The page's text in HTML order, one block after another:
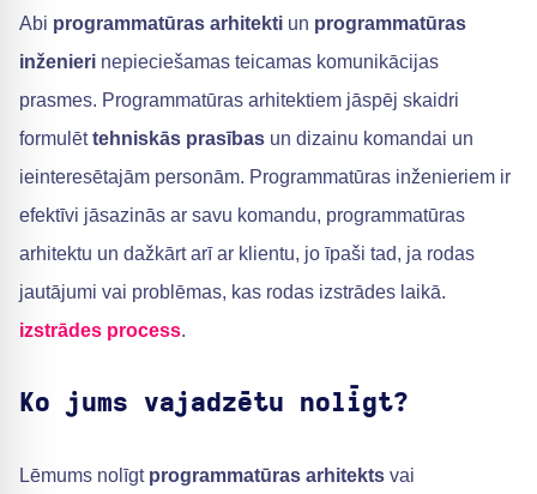
Abi programmatūras arhitekti un programmatūras
inženieri nepieciešamas teicamas komunikācijas
prasmes. Programmatūras arhitektiem jāspēj skaidri
formulēttehniskās prasības un dizainu komandai un
ieinteresētajām personām. Programmatūras inženieriem ir
efektīvi jāsazinās ar savu komandu, programmatūras
arhitektu un dažkārt arī ar klientu, jo īpaši tad, ja rodas
jautājumi vai problēmas, kas rodas izstrādes laikā.
izstrādes process.
Ko jums vajadzētu nolīgt?
Lēmums nolīgt programmatūras arhitekts vai